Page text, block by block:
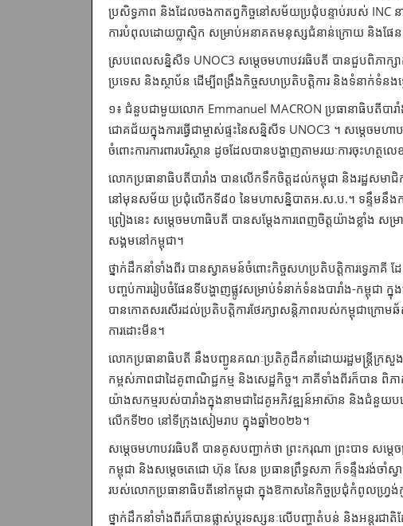
ប្រសិទ្ធភាព និងដែលចងកាតព្វកិច្ចនៅសម័យប្រជុំបន្ទាប់របស់ INC នា
ការបំពុលដោយប្លាស្ទិក សម្រាប់អនាគតមនុស្សជំនាន់ក្រោយ និងផែ
ស្របពេលសន្និសីទ UNOC3 សម្តេចមហាបវរធិបតី បានជួបពិភាក្ស
ប្រទេស និងស្ថាប័ន ដើម្បីពង្រឹងកិច្ចសហប្រតិបត្តិការ និងទំនាក់ទំនងទ្
១៖ ជំនួបជាមួយលោក Emmanuel MACRON ប្រធានាធិបតីបារាំ
ជោគជ័យក្នុង​ការធ្វើ​ជាម្ចាស់ផ្ទះនៃសន្និសីទ UNOC3 ។ សម្ដេចមហា
ចំពោះការការពារបរិស្ថាន ដូចដែលបាន​បង្ហាញ​តាមរយៈការចុះហត្ថល
លោកប្រធានាធិបតីបារាំង បានលើកទឹកចិត្តដល់កម្ពុជា និងរដ្ឋសមា
នៅមុនសម័យ ប្រជុំ​លើកទី៨០ នៃមហាសន្និបាតអ.ស.ប.។ ទន្ទឹមនឹងការប្ត
ព្រៀងនេះ សម្ដេចមហាធិបតី បានសម្តែងការពេញចិត្តយ៉ាងខ្លាំង សម្រ
សង្គមនៅកម្ពុជា។
ថ្នាក់ដឹកនាំទាំងពីរ បានស្វាគមន៍ចំពោះកិច្ចសហប្រតិបត្តិការទ្វេភាគី​ ដ
បញ្ចប់ការរៀបចំផែនទី​បង្ហាញផ្លូវសម្រាប់ទំនាក់ទំនងបារាំង-កម្ពុជ
បានកោតសរសើរដល់ប្រតិបត្តិការថែរក្សាសន្តិភាពរបស់កម្ពុជាក្រ
ការដោះមីន។
លោកប្រធានាធិបតី នឹងបញ្ជូនគណៈប្រតិភូដឹកនាំដោយរដ្ឋមន្ត្រីក្រសួ
កម្ពស់ភាពជាដៃគូពាណិជ្ជកម្ម និងសេដ្ឋកិច្ច។ ភាគីទាំងពីរក៏បាន ពិ
យ៉ាងសកម្មរបស់បារាំងក្នុងនាមជាដៃគូអភិវឌ្ឍន៍​អាស៊ាន និងជំនួយបច្ច
លើកទី២០ នៅទីក្រុងសៀមរាប ក្នុងឆ្នាំ២០២៦។
សម្ដេចមហាបវរធិបតី បានគូសបញ្ជាក់ថា ព្រះករុណា ព្រះបាទ សម្តេ
កម្ពុជា និងសម្តេចតេជោ ហ៊ុន សែន ប្រធានព្រឹទ្ធសភា ក៏ទន្ទឹងរង់ចាំស្
របស់លោកប្រធានាធិបតីនៅកម្ពុជា ក្នុង​ឱកាសនៃកិច្ចប្រជុំកំពូលហ្វ្រ
ថ្នាក់ដឹកនាំទាំងពីរក៏បានផ្លាស់ប្តូរទស្សនៈលើបញ្ហាតំបន់ និងអន្ត